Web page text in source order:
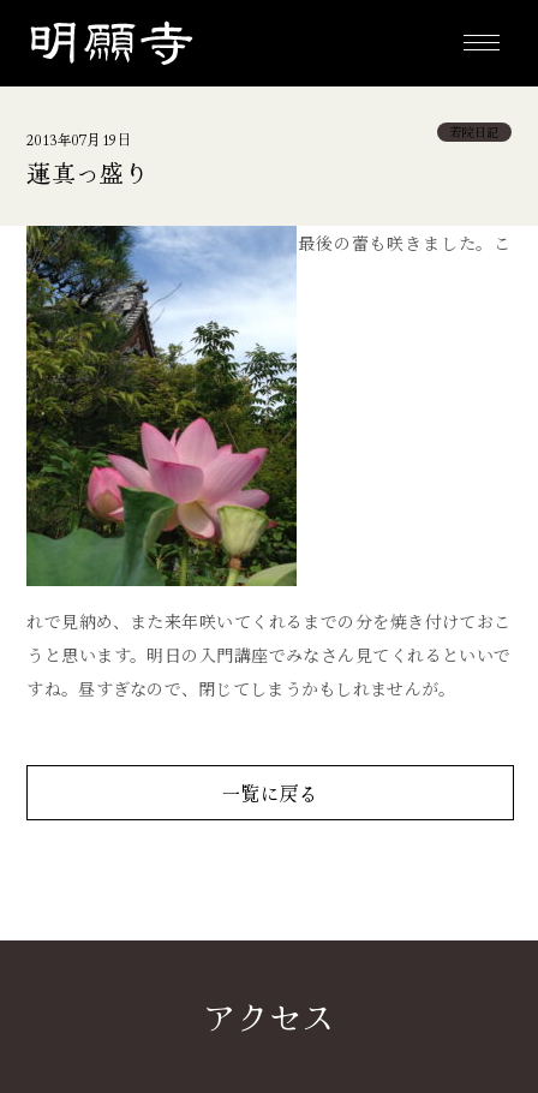
toggle
2013年07月19日
蓮真っ盛り
若院日記
最後の蕾も咲きました。こ
れで見納め、また来年咲いてくれるまでの分を焼き付けておこ
うと思います。明日の入門講座でみなさん見てくれるといいで
すね。昼すぎなので、閉じてしまうかもしれませんが。
一覧に戻る
アクセス